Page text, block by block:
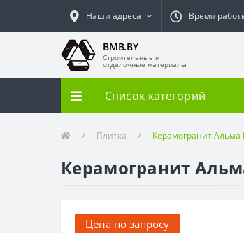
Наши адреса Время
BMB.BY
Строительные и
отделочные материалы
Список категорий
Плитка Керамогранит Альма
Керамогранит
Цена по запросу